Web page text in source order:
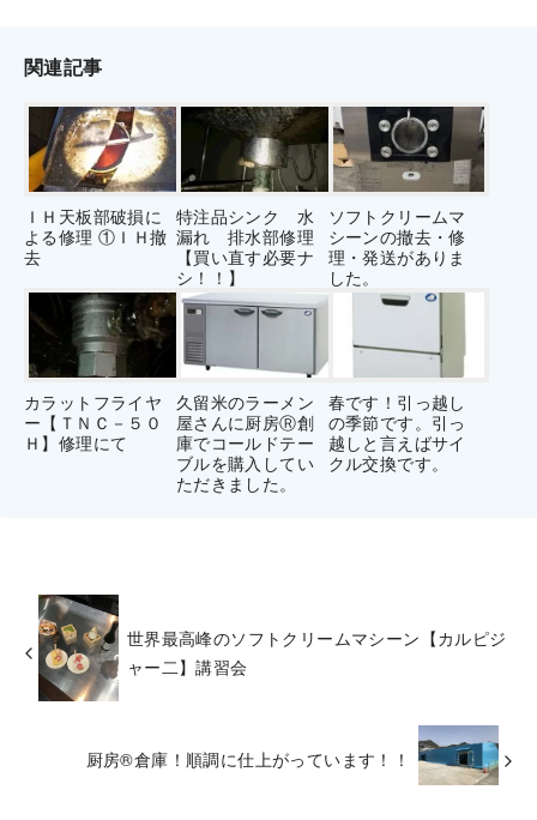
関連記事
ＩＨ天板部破損に
よる修理 ①ＩＨ撤
去
特注品シンク 水
漏れ 排水部修理
【買い直す必要ナ
シ！！】
ソフトクリームマ
シーンの撤去・修
理・発送がありま
した。
カラットフライヤ
ー【ＴＮＣ－５０
Ｈ】修理にて
久留米のラーメン
屋さんに厨房Ⓡ創
庫でコールドテー
ブルを購入してい
ただきました。
春です！引っ越し
の季節です。引っ
越しと言えばサイ
クル交換です。
世界最高峰のソフトクリームマシーン【カルピジ
ャー二】講習会
厨房®倉庫！順調に仕上がっています！！